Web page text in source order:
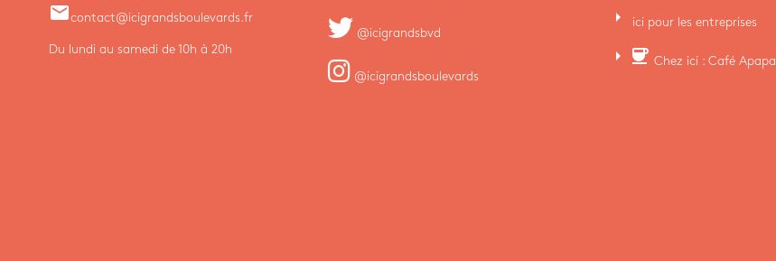
emailcontact@icigrandsboulevards.fr
Du lundi au samedi de 10h à 20h
@icigrandsbvd
@icigrandsboulevards
arrow_right ici pour les entreprises
arrow_right coffee Chez ici : Café